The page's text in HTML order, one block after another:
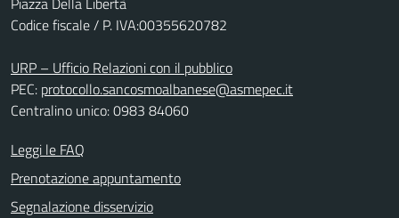
Codice fiscale / P. IVA:00355620782
URP – Ufficio Relazioni con il pubblico
PEC: protocollo.sancosmoalbanese@asmepec.it
Centralino unico: 0983 84060
Leggi le FAQ
Prenotazione appuntamento
Segnalazione disservizio